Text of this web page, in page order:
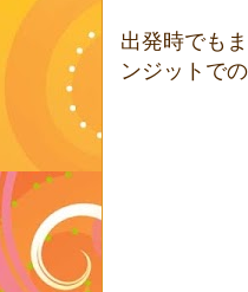
出発時でも
ンジットで